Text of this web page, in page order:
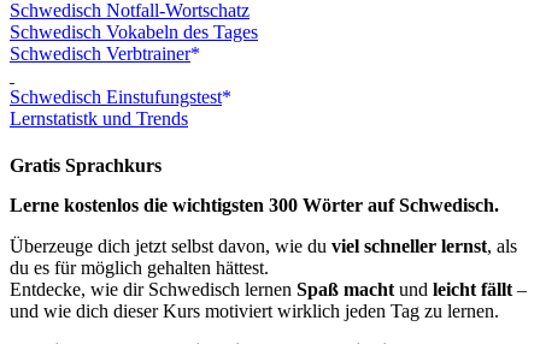
Schwedisch Notfall-Wortschatz
Schwedisch Vokabeln des Tages
Schwedisch Verbtrainer
Schwedisch Einstufungstest
Lernstatistk und Trends
Gratis Sprachkurs
Lerne kostenlos die wichtigsten 300 Wörter auf Schwedisch.
Überzeuge dich jetzt selbst davon, wie du viel schneller lernst, als
du es für möglich gehalten hättest.
Entdecke, wie dir Schwedisch lernen Spaß macht und leicht fällt –
und wie dich dieser Kurs motiviert wirklich jeden Tag zu lernen.